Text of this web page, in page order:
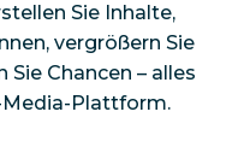
Sie Inhalte,
vergrößern Sie
Sie Chancen – alles
Media-Plattform.